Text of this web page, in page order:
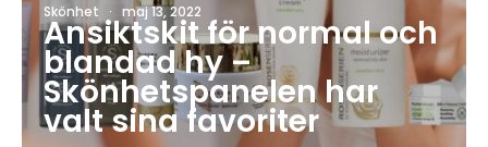
Skönhet · maj 13, 2022
Ansiktskit för normal och
blandad hy –
Skönhetspanelen har
valt sina favoriter